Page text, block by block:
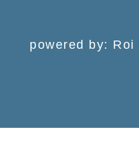
powered by: